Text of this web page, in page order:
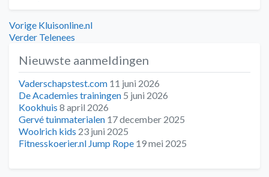
Bericht
navigatie
Vorige Vorig
bericht:
Kluisonline.nl
Verder Volgend
Telenees
Nieuwste aanmeldingen
Vaderschapstest.com 11 juni 2026
De Academies trainingen 5 juni 2026
Kookhuis 8 april 2026
Gervé tuinmaterialen 17 december 2025
Woolrich kids 23 juni 2025
Fitnesskoerier.nl Jump Rope 19 mei 2025